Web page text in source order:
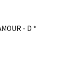
- D *